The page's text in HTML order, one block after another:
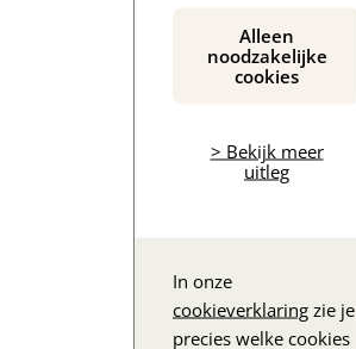
Alleen
noodzakelijke
cookies
> Bekijk meer
uitleg
In onze
cookieverklaring zie je
precies welke cookies